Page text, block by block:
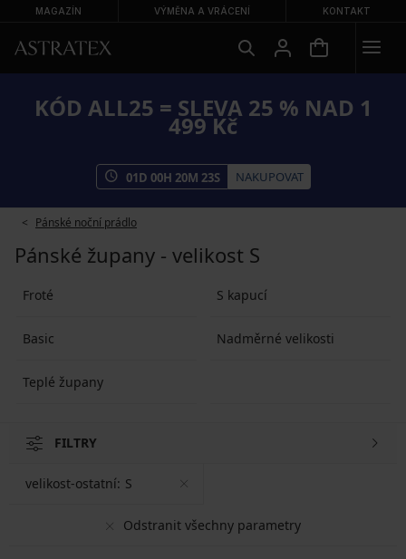
MAGAZÍN VÝMĚNA A VRÁCENÍ KONTAKT
KÓD ALL25 = SLEVA 25 % NAD 1
499 Kč
01D 00H 20M 23S NAKUPOVAT
Pánské noční prádlo
Pánské župany - velikost S
Froté S kapucí
Basic Nadměrné velikosti
Teplé župany
FILTRY
Odstranit všechny parametry
velikost-ostatní: S